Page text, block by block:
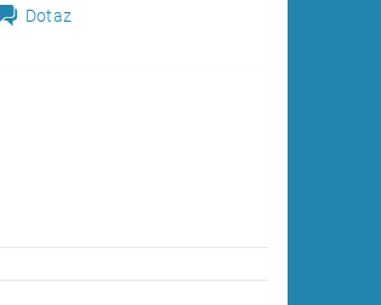
Dotaz